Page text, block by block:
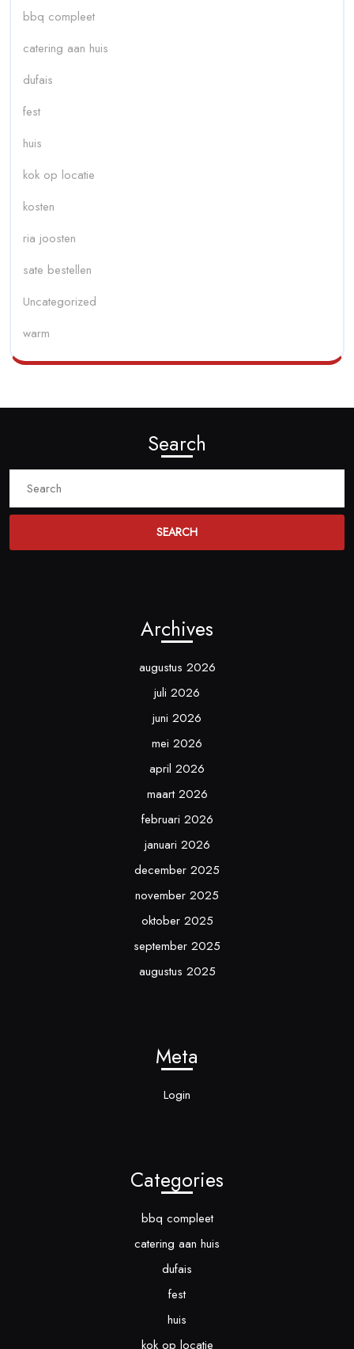
bbq compleet
catering aan huis
dufais
fest
huis
kok op locatie
kosten
ria joosten
sate bestellen
Uncategorized
warm
Search
Archives
augustus 2026
juli 2026
juni 2026
mei 2026
april 2026
maart 2026
februari 2026
januari 2026
december 2025
november 2025
oktober 2025
september 2025
augustus 2025
Meta
Login
Categories
bbq compleet
catering aan huis
dufais
fest
huis
kok op locatie